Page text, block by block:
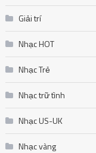
Giải trí
Nhạc HOT
Nhạc Trẻ
Nhạc trữ tình
Nhạc US-UK
Nhạc vàng